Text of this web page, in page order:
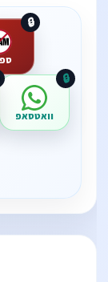
🔒
וואטסאפ
🔒